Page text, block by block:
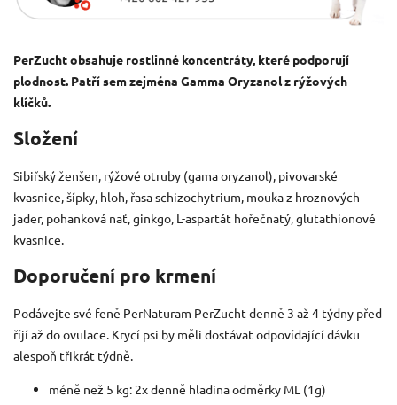
PerZucht obsahuje rostlinné koncentráty, které podporují
plodnost. Patří sem zejména Gamma Oryzanol z rýžových
klíčků.
Složení
Sibiřský ženšen, rýžové otruby (gama oryzanol), pivovarské
kvasnice, šípky, hloh, řasa schizochytrium, mouka z hroznových
jader, pohanková nať, ginkgo, L-aspartát hořečnatý, glutathionové
kvasnice.
Doporučení pro krmení
Podávejte své feně PerNaturam PerZucht denně 3 až 4 týdny před
říjí až do ovulace. Krycí psi by měli dostávat odpovídající dávku
alespoň třikrát týdně.
méně než 5 kg: 2x denně hladina odměrky ML (1g)